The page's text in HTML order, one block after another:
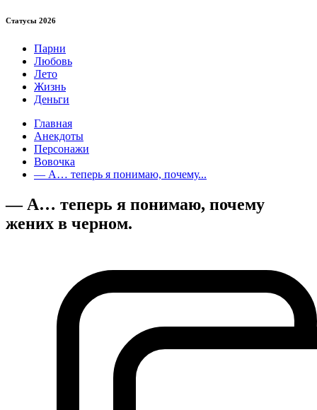
Статуcы 2026
Парни
Любовь
Лето
Жизнь
Деньги
Главная
Анекдоты
Персонажи
Вовочка
— А… теперь я понимаю, почему...
— А… теперь я понимаю, почему
жених в черном.